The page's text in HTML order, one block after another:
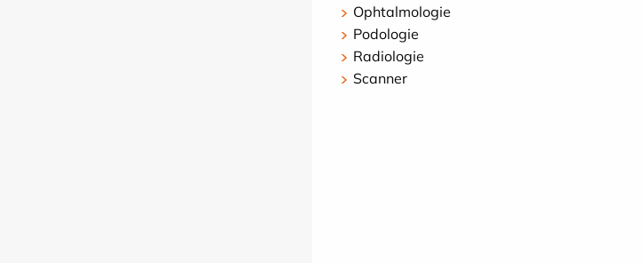
Ophtalmologie
Podologie
Radiologie
Scanner